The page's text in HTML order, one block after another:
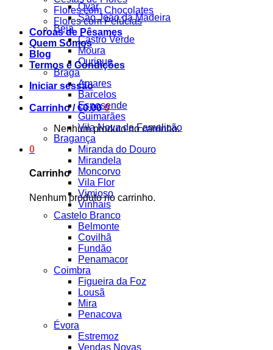
Flores com Chocolates
Flores com Pelúcias
Coroas de Pêsames
Quem Somos
Blog
Termos e Condições
Iniciar sessão
Carrinho /€0.00 0
Nenhum produto no carrinho.
0
Carrinho
Nenhum produto no carrinho.
Ovar
São João da Madeira
Beja
Castro Verde
Moura
Ourique
Braga
Amares
Barcelos
Esposende
Guimarães
Vila Nova de Famalicão
Bragança
Miranda do Douro
Mirandela
Moncorvo
Vila Flor
Vimioso
Vinhais
Castelo Branco
Belmonte
Covilhã
Fundão
Penamacor
Coimbra
Figueira da Foz
Lousã
Mira
Penacova
Évora
Estremoz
Vendas Novas